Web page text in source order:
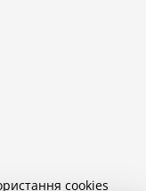
області
cookies